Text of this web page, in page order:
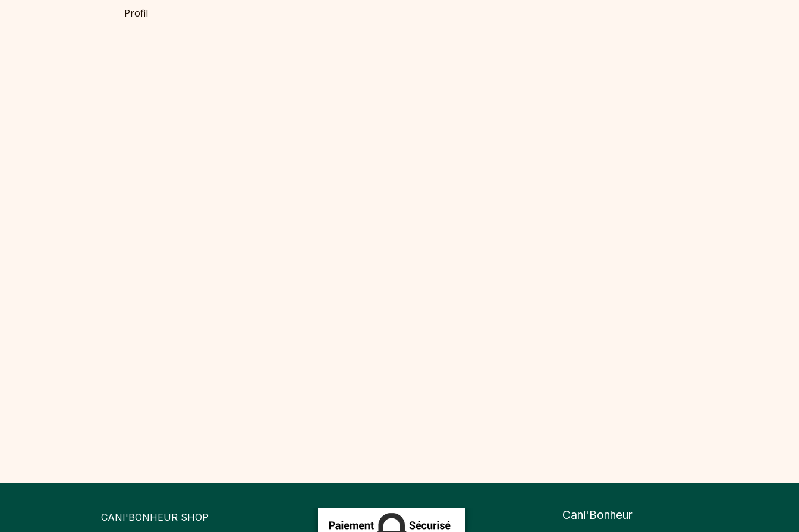
Profil
CANI'BONHEUR SHOP Cani'Bonheur